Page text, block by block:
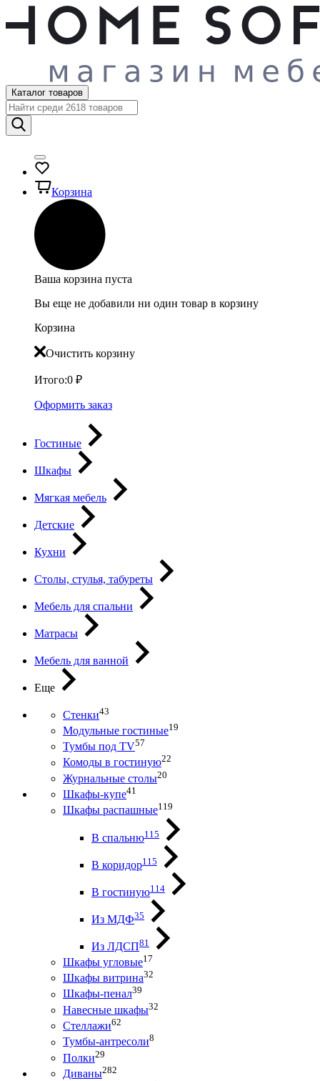
Каталог товаров
Корзина
Ваша корзина пуста
Вы еще не добавили ни один товар в корзину
Корзина
Очистить корзину
Итого:0 ₽
Оформить заказ
Гостиные
Шкафы
Мягкая мебель
Детские
Кухни
Столы, стулья, табуреты
Мебель для спальни
Матрасы
Мебель для ванной
Еще
Стенки43
Модульные гостиные19
Тумбы под ТV57
Комоды в гостиную22
Журнальные столы20
Шкафы-купе41
Шкафы распашные119
В спальню115
В коридор115
В гостиную114
Из МДФ35
Из ЛДСП81
Шкафы угловые17
Шкафы витрина32
Шкафы-пенал39
Навесные шкафы32
Стеллажи62
Тумбы-антресоли8
Полки29
Диваны282